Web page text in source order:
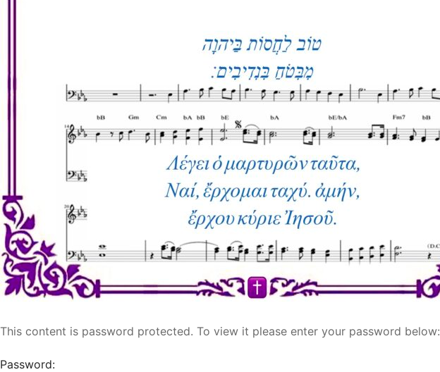
This content is password protected. To view it please enter your password below:
Password: